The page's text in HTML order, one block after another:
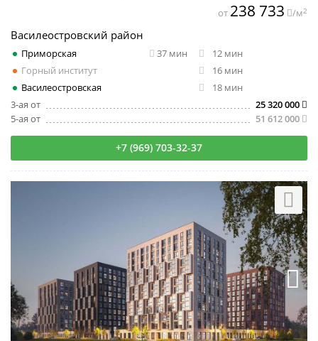
Василеостровский район
Приморская 37 мин
12 мин
Горный институт
16 мин
Василеостровская
18 мин
3-ая от
25 320 000
5-ая от
51 612 000
от 238 733 /м2
+7 (969) 703-32-37